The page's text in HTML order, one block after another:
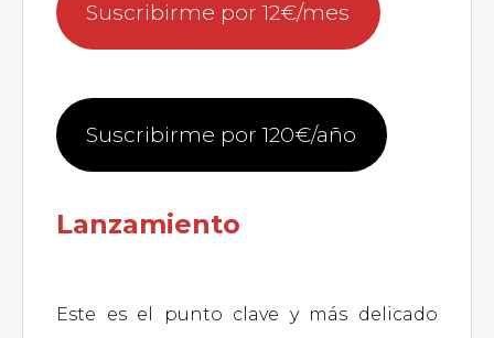
Suscribirme por 12€/mes
Suscribirme por 120€/año
Lanzamiento
Este es el punto clave y más delicado